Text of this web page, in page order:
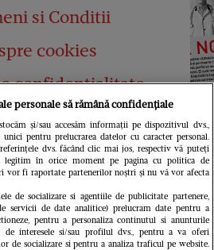
si Conditii
cookies
confidențialitate
Contact
personale să rămână confidențiale
și/sau accesăm informații pe dispozitivul dvs.,
pentru prelucrarea datelor cu caracter personal.
dvs. făcând clic mai jos, respectiv vă puteți
legitim în orice moment pe pagina cu politica de
vor fi raportate partenerilor noștri și nu vă vor afecta
de socializare si agentiile de publicitate partenere,
servicii de date analitice) prelucram date pentru a
pentru a personaliza continutul si anunturile
de interesele si/sau profilul dvs., pentru a va oferi
de socializare si pentru a analiza traficul pe website.